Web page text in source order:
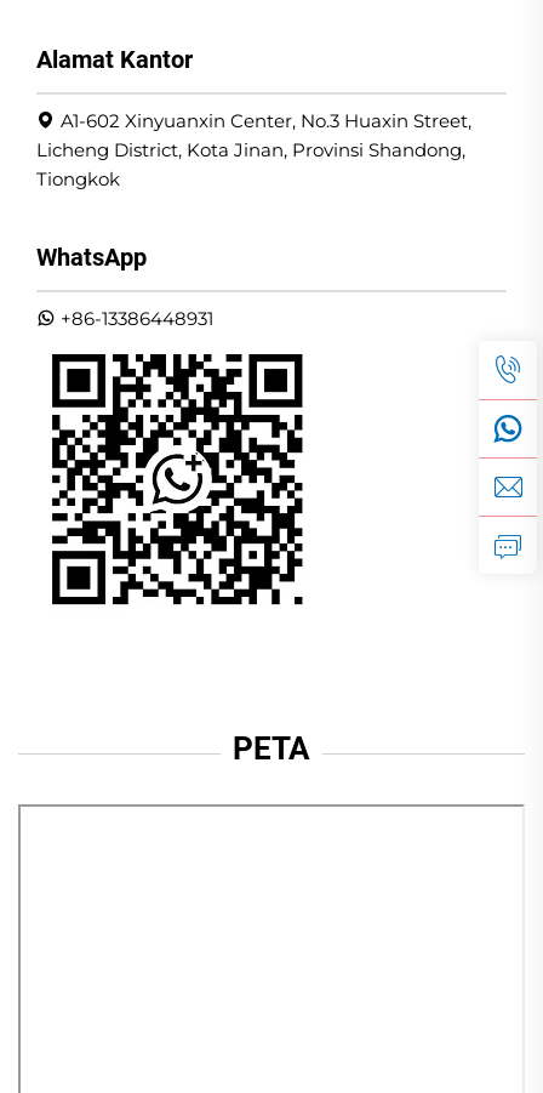
Alamat Kantor
A1-602 Xinyuanxin Center, No.3 Huaxin Street,
Licheng District, Kota Jinan, Provinsi Shandong,
Tiongkok
WhatsApp
+86-13386448931
PETA